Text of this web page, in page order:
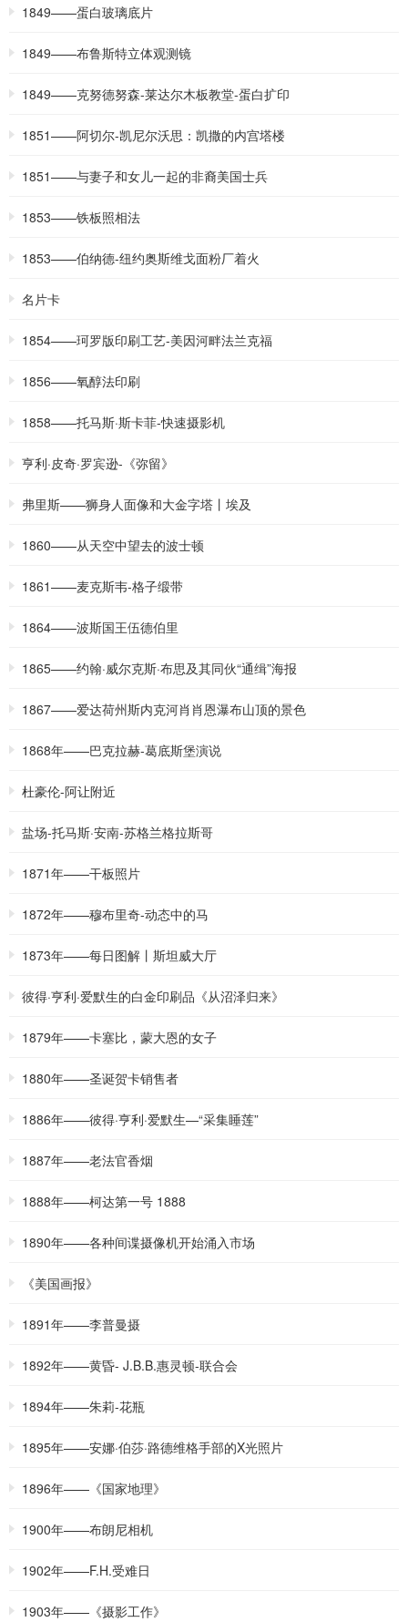
1849——蛋白玻璃底片
1849——布鲁斯特立体观测镜
1849——克努德努森-莱达尔木板教堂-蛋白扩印
1851——阿切尔-凯尼尔沃思：凯撒的内宫塔楼
1851——与妻子和女儿一起的非裔美国士兵
1853——铁板照相法
1853——伯纳德-纽约奥斯维戈面粉厂着火
名片卡
1854——珂罗版印刷工艺-美因河畔法兰克福
1856——氧醇法印刷
1858——托马斯·斯卡菲-快速摄影机
亨利·皮奇·罗宾逊-《弥留》
弗里斯——狮身人面像和大金字塔丨埃及
1860——从天空中望去的波士顿
1861——麦克斯韦-格子缎带
1864——波斯国王伍德伯里
1865——约翰·威尔克斯·布思及其同伙“通缉”海报
1867——爱达荷州斯内克河肖肖恩瀑布山顶的景色
1868年——巴克拉赫-葛底斯堡演说
杜豪伦-阿让附近
盐场-托马斯·安南-苏格兰格拉斯哥
1871年——干板照片
1872年——穆布里奇-动态中的马
1873年——每日图解丨斯坦威大厅
彼得·亨利·爱默生的白金印刷品《从沼泽归来》
1879年——卡塞比，蒙大恩的女子
1880年——圣诞贺卡销售者
1886年——彼得·亨利·爱默生—“采集睡莲”
1887年——老法官香烟
1888年——柯达第一号 1888
1890年——各种间谍摄像机开始涌入市场
《美国画报》
1891年——李普曼摄
1892年——黄昏- J.B.B.惠灵顿-联合会
1894年——朱莉-花瓶
1895年——安娜·伯莎·路德维格手部的X光照片
1896年——《国家地理》
1900年——布朗尼相机
1902年——F.H.受难日
1903年——《摄影工作》